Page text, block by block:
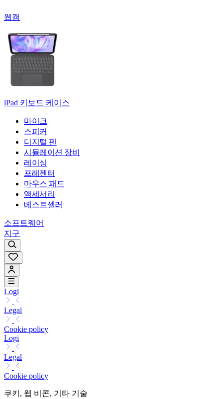
웹캠
iPad 키보드 케이스
마이크
스피커
디지털 펜
시뮬레이션 장비
레이싱
프레젠터
마우스 패드
액세서리
베스트셀러
소프트웨어
지구
Logi
Legal
Cookie policy
Logi
Legal
Cookie policy
쿠키, 웹 비콘, 기타 기술